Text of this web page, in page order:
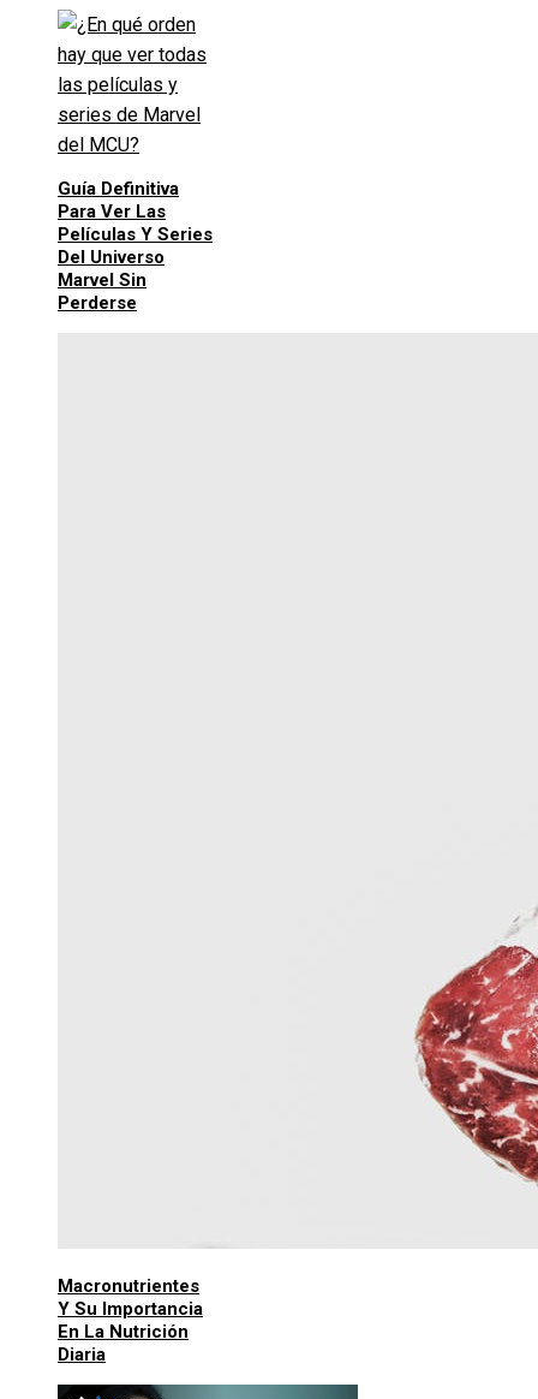
Guía Definitiva
Para Ver Las
Películas Y Series
Del Universo
Marvel Sin
Perderse
Macronutrientes
Y Su Importancia
En La Nutrición
Diaria